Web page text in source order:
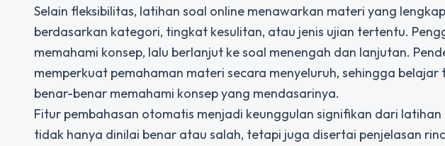
Selain fleksibilitas, latihan soal online menawarkan materi yang
berdasarkan kategori, tingkat kesulitan, atau jenis ujian tertentu.
memahami konsep, lalu berlanjut ke soal menengah dan lanjutan.
memperkuat pemahaman materi secara menyeluruh, sehingga
benar-benar memahami konsep yang mendasarinya.
Fitur pembahasan otomatis menjadi keunggulan signifikan dari
tidak hanya dinilai benar atau salah, tetapi juga disertai penjelasan